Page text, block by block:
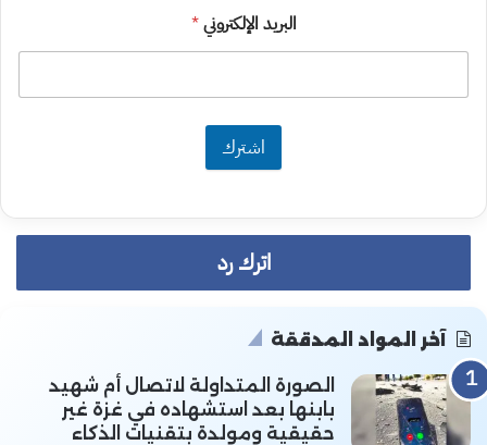
البريد الإلكتروني*
اشترك
اترك رد
آخر المواد المدققة
الصورة المتداولة لاتصال أم شهيد
بابنها بعد استشهاده في غزة غير
حقيقية ومولدة بتقنيات الذكاء